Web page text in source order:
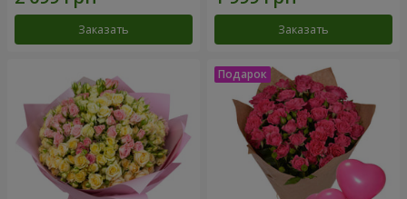
Заказать Заказать